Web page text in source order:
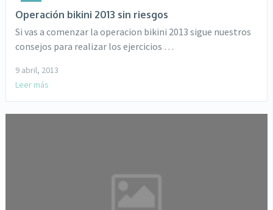
Operación bikini 2013 sin riesgos
Si vas a comenzar la operacion bikini 2013 sigue nuestros
consejos para realizar los ejercicios …
9 abril, 2013
Leer más